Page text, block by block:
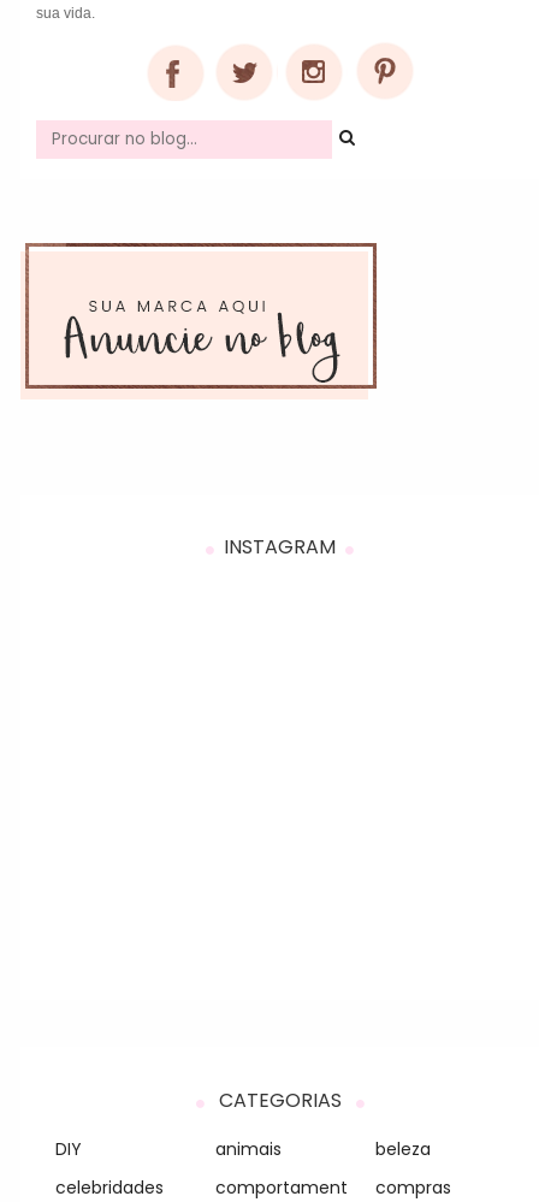
sua vida.
INSTAGRAM
CATEGORIAS
DIY animais
beleza
celebridades
comportament
compras